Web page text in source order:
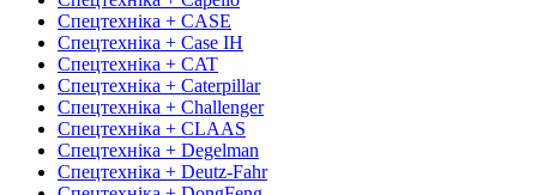
Спецтехніка + CASE
Спецтехніка + Case IH
Спецтехніка + CAT
Спецтехніка + Caterpillar
Спецтехніка + Challenger
Спецтехніка + CLAAS
Спецтехніка + Degelman
Спецтехніка + Deutz-Fahr